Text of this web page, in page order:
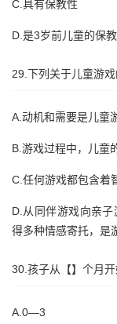
C.具有保教性
D.是3岁前儿童的保
29.下列关于儿童游戏
A.动机和需要是儿童
B.游戏过程中，儿童
C.任何游戏都包含着
D.从同伴游戏向亲
得多种情感寄托，是
30.孩子从【】个月开
A.0—3